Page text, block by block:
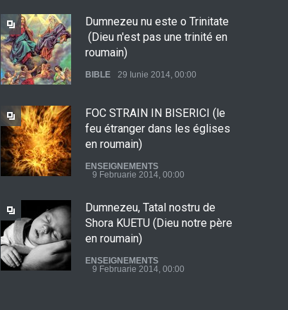
Dumnezeu nu este o Trinitate
(Dieu n'est pas une trinité en
roumain)
BIBLE 29 Iunie 2014, 00:00
FOC STRAIN IN BISERICI (le
feu étranger dans les églises
en roumain)
ENSEIGNEMENTS
9 Februarie 2014, 00:00
Dumnezeu, Tatal nostru de
Shora KUETU (Dieu notre père
en roumain)
ENSEIGNEMENTS
9 Februarie 2014, 00:00